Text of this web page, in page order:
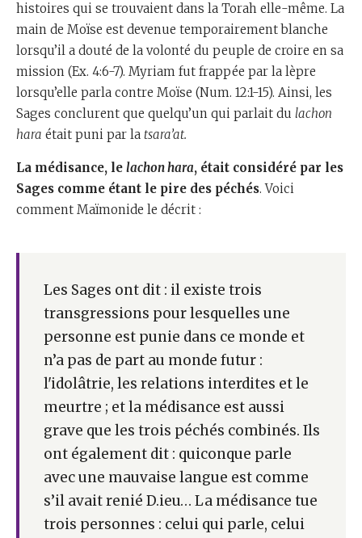
histoires qui se trouvaient dans la Torah elle-même. La
main de Moïse est devenue temporairement blanche
lorsqu’il a douté de la volonté du peuple de croire en sa
mission (Ex. 4:6-7). Myriam fut frappée par la lèpre
lorsqu’elle parla contre Moïse (Num. 12:1-15). Ainsi, les
Sages conclurent que quelqu’un qui parlait du lachon
hara était puni par la tsara’at.
La médisance, le lachon hara, était considéré par les
Sages comme étant le pire des péchés. Voici
comment Maïmonide le décrit :
Les Sages ont dit : il existe trois
transgressions pour lesquelles une
personne est punie dans ce monde et
n’a pas de part au monde futur :
l'idolâtrie, les relations interdites et le
meurtre ; et la médisance est aussi
grave que les trois péchés combinés. Ils
ont également dit : quiconque parle
avec une mauvaise langue est comme
s’il avait renié D.ieu… La médisance tue
trois personnes : celui qui parle, celui